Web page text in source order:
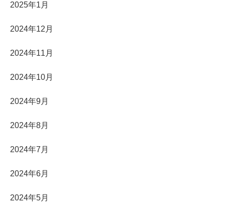
2025年1月
2024年12月
2024年11月
2024年10月
2024年9月
2024年8月
2024年7月
2024年6月
2024年5月